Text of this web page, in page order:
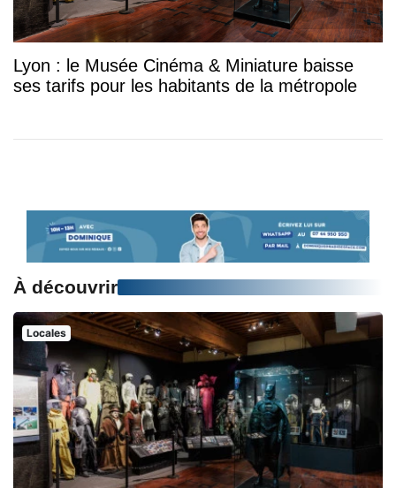
Lyon : le Musée Cinéma & Miniature baisse
ses tarifs pour les habitants de la métropole
À découvrir
Locales